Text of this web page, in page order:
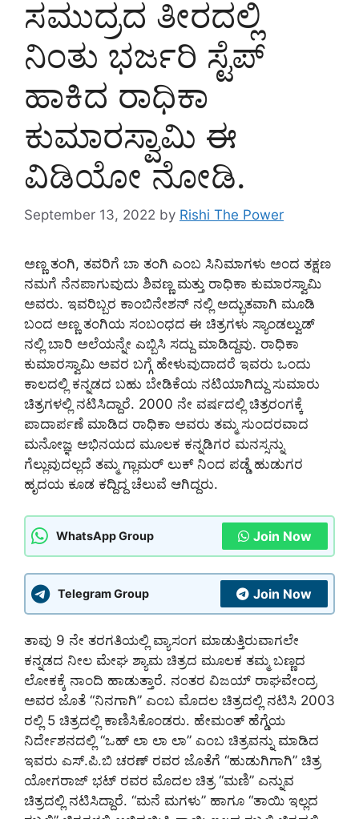
ಸಮುದ್ರದ ತೀರದಲ್ಲಿ
ನಿಂತು ಭರ್ಜರಿ ಸ್ಟೆಪ್
ಹಾಕಿದ ರಾಧಿಕಾ
ಕುಮಾರಸ್ವಾಮಿ ಈ
ವಿಡಿಯೋ ನೋಡಿ.
September 13, 2022 by Rishi The Power
ಅಣ್ಣ ತಂಗಿ, ತವರಿಗೆ ಬಾ ತಂಗಿ ಎಂಬ ಸಿನಿಮಾಗಳು ಅಂದ ತಕ್ಷಣ
ನಮಗೆ ನೆನಪಾಗುವುದು ಶಿವಣ್ಣ ಮತ್ತು ರಾಧಿಕಾ ಕುಮಾರಸ್ವಾಮಿ
ಅವರು. ಇವರಿಬ್ಬರ ಕಾಂಬಿನೇಶನ್ ನಲ್ಲಿ ಅದ್ಭುತವಾಗಿ ಮೂಡಿ
ಬಂದ ಅಣ್ಣ ತಂಗಿಯ ಸಂಬಂಧದ ಈ ಚಿತ್ರಗಳು ಸ್ಯಾಂಡಲ್ವುಡ್
ನಲ್ಲಿ ಬಾರಿ ಅಲೆಯನ್ನೇ ಎಬ್ಬಿಸಿ ಸದ್ದು ಮಾಡಿದ್ದವು. ರಾಧಿಕಾ
ಕುಮಾರಸ್ವಾಮಿ ಅವರ ಬಗ್ಗೆ ಹೇಳುವುದಾದರೆ ಇವರು ಒಂದು
ಕಾಲದಲ್ಲಿ ಕನ್ನಡದ ಬಹು ಬೇಡಿಕೆಯ ನಟಿಯಾಗಿದ್ದು ಸುಮಾರು
ಚಿತ್ರಗಳಲ್ಲಿ ನಟಿಸಿದ್ದಾರೆ. 2000 ನೇ ವರ್ಷದಲ್ಲಿ ಚಿತ್ರರಂಗಕ್ಕೆ
ಪಾದಾರ್ಪಣೆ ಮಾಡಿದ ರಾಧಿಕಾ ಅವರು ತಮ್ಮ ಸುಂದರವಾದ
ಮನೋಜ್ಞ ಅಭಿನಯದ ಮೂಲಕ ಕನ್ನಡಿಗರ ಮನಸ್ಸನ್ನು
ಗೆಲ್ಲುವುದಲ್ಲದೆ ತಮ್ಮ ಗ್ಲಾಮರ್ ಲುಕ್ ನಿಂದ ಪಡ್ಡೆ ಹುಡುಗರ
ಹೃದಯ ಕೂಡ ಕದ್ದಿದ್ದ ಚೆಲುವೆ ಆಗಿದ್ದರು.
WhatsApp Group Join Now
Telegram Group Join Now
ತಾವು 9 ನೇ ತರಗತಿಯಲ್ಲಿ ವ್ಯಾಸಂಗ ಮಾಡುತ್ತಿರುವಾಗಲೇ
ಕನ್ನಡದ ನೀಲ ಮೇಘ ಶ್ಯಾಮ ಚಿತ್ರದ ಮೂಲಕ ತಮ್ಮ ಬಣ್ಣದ
ಲೋಕಕ್ಕೆ ನಾಂದಿ ಹಾಡುತ್ತಾರೆ. ನ೦ತರ ವಿಜಯ್ ರಾಘವೇಂದ್ರ
ಅವರ ಜೊತೆ “ನಿನಗಾಗಿ” ಎಂಬ ಮೊದಲ ಚಿತ್ರದಲ್ಲಿ ನಟಿಸಿ 2003
ರಲ್ಲಿ 5 ಚಿತ್ರದಲ್ಲಿ ಕಾಣಿಸಿಕೊಂಡರು. ಹೇಮಂತ್ ಹೆಗ್ಡೆಯ
ನಿರ್ದೇಶನದಲ್ಲಿ “ಒಹ್ ಲಾ ಲಾ ಲಾ” ಎಂಬ ಚಿತ್ರವನ್ನು ಮಾಡಿದ
ಇವರು ಎಸ್.ಪಿ.ಬಿ ಚರಣ್ ರವರ ಜೊತೆಗೆ “ಹುಡುಗಿಗಾಗಿ” ಚಿತ್ರ
ಯೋಗರಾಜ್ ಭಟ್ ರವರ ಮೊದಲ ಚಿತ್ರ “ಮಣಿ” ಎನ್ನುವ
ಚಿತ್ರದಲ್ಲಿ ನಟಿಸಿದ್ದಾರೆ. “ಮನೆ ಮಗಳು” ಹಾಗೂ “ತಾಯಿ ಇಲ್ಲದ